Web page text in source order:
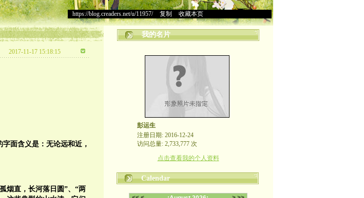
https://blog.creaders.net/u/11957/> 复制 收藏本页
2017-11-17 15:18:15
面含义是：无论远和近，
烟直，长河落日圆”、“两
我的名片
彭运生
注册日期: 2016-12-24
访问总量: 2,733,777 次
点击查看我的个人资料
Calendar